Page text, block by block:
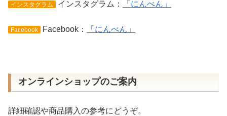
インスタグラム インスタグラム： 「にんべん」
Facebook Facebook： 「にんべん」
オンラインショップのご案内
詳細確認や商品購入の参考にどうぞ。